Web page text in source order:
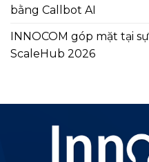
bằng Callbot AI
INNOCOM góp mặt tại
ScaleHub 2026